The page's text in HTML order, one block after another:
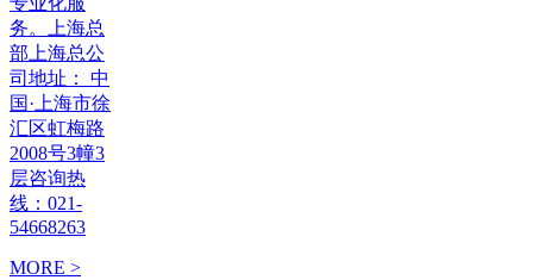
务。上海总
部上海总公
司地址： 中
国·上海市徐
汇区虹梅路
2008号3幢3
层咨询热
线：021-
54668263
MORE >